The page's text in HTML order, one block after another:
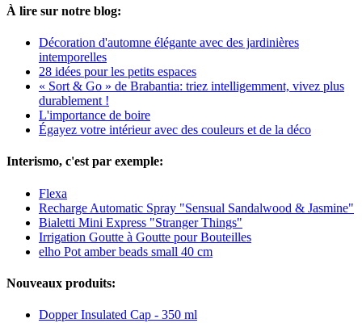
À lire sur notre blog:
Décoration d'automne élégante avec des jardinières
intemporelles
28 idées pour les petits espaces
« Sort & Go » de Brabantia: triez intelligemment, vivez plus
durablement !
L'importance de boire
Égayez votre intérieur avec des couleurs et de la déco
Interismo, c'est par exemple:
Flexa
Recharge Automatic Spray "Sensual Sandalwood & Jasmine"
Bialetti Mini Express "Stranger Things"
Irrigation Goutte à Goutte pour Bouteilles
elho Pot amber beads small 40 cm
Nouveaux produits:
Dopper Insulated Cap - 350 ml